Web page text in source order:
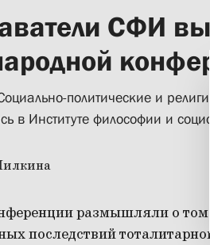
СФИ
политические и
в Институте философии и
размышляли о том,
последствий